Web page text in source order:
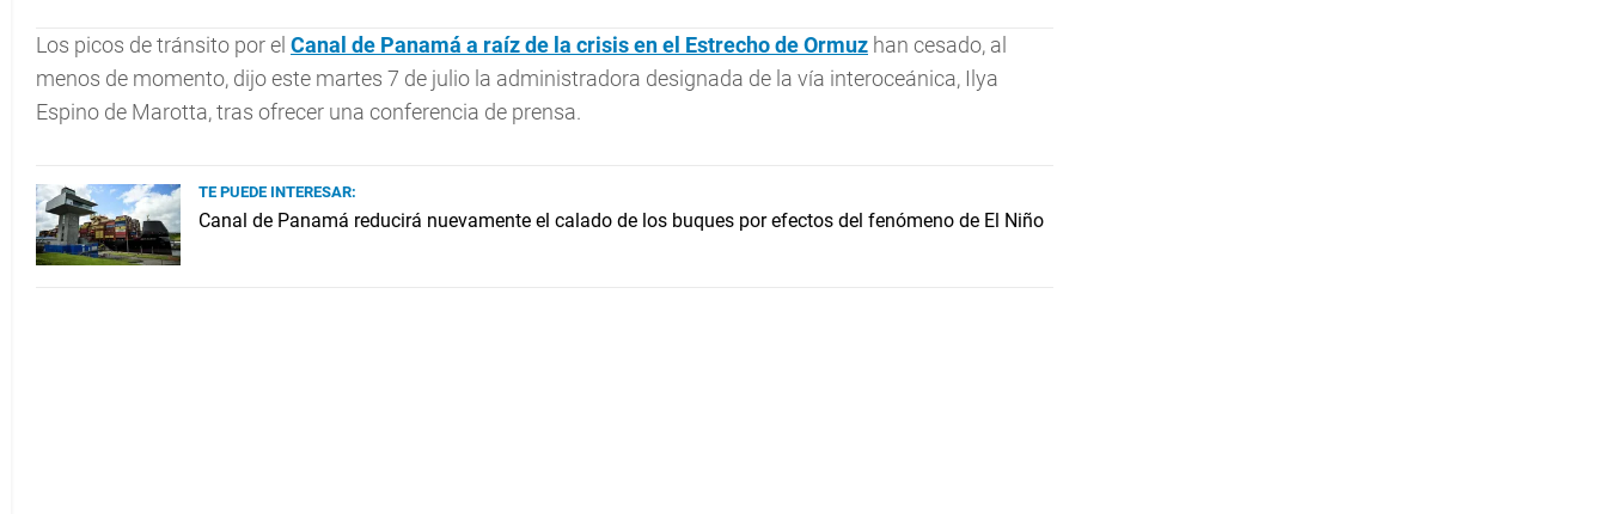
Los picos de tránsito por el Canal de Panamá a raíz de la crisis en el Estrecho de Ormuz han cesado, al
menos de momento, dijo este martes 7 de julio la administradora designada de la vía interoceánica, Ilya
Espino de Marotta, tras ofrecer una conferencia de prensa.
TE PUEDE INTERESAR:
Canal de Panamá reducirá nuevamente el calado de los buques por efectos del fenómeno de El Niño